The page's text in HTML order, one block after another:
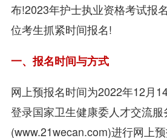
布!2023年护士执业资格考试报
位考生抓紧时间报名!
一、报名时间与方式
网上预报名时间为2022年12月
登录国家卫生健康委人才交流服
(www.21wecan.com)进行网上